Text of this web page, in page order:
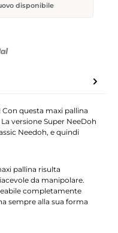
disponibile
e-mail
Con questa maxi pallina
versione Super NeeDoh
Needoh, e quindi
pallina risulta
da manipolare.
completamente
sempre alla sua forma